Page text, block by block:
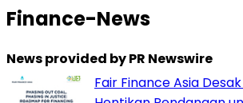
Finance-News
News provided by PR Newswire
Fair Finance Asia